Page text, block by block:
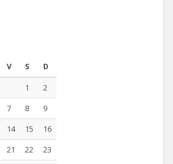
V S D
1
2
7 8
9
14 15
16
21 22
23